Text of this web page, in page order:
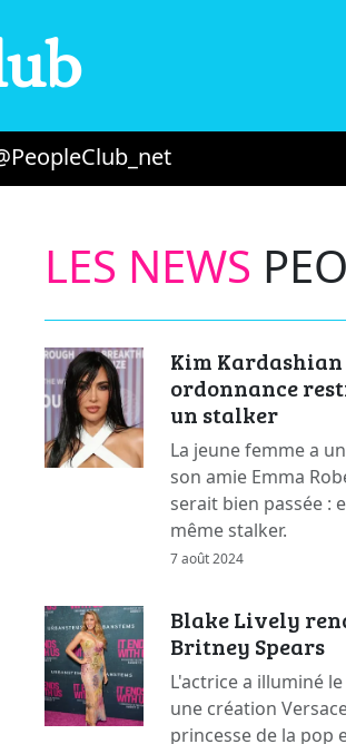
LES NEWS
Kim Kardashian
ordonnance
un stalker
La jeune femme a
son amie Emma
serait bien passée :
même stalker.
7 août 2024
Blake Lively
Britney Spears
L'actrice a illuminé
une création
princesse de la pop